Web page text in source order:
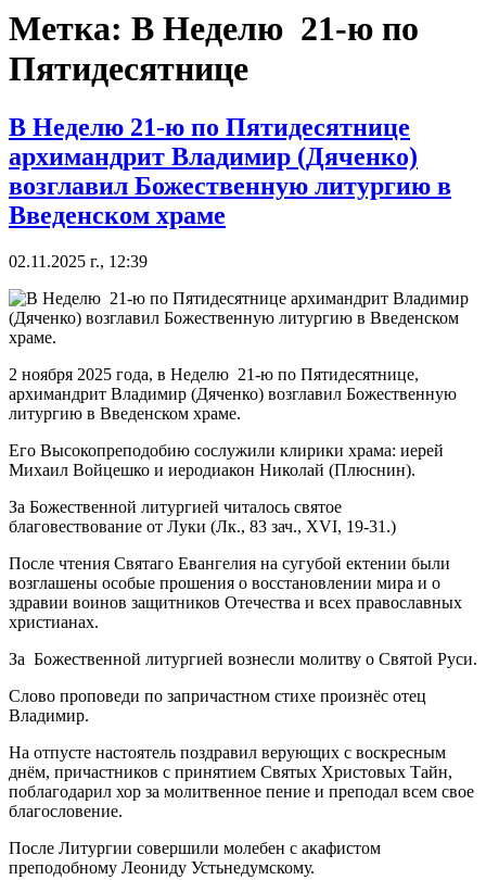
Метка: В Неделю 21-ю по
Пятидесятнице
В Неделю 21-ю по Пятидесятнице
архимандрит Владимир (Дяченко)
возглавил Божественную литургию в
Введенском храме
02.11.2025 г., 12:39
2 ноября 2025 года, в Неделю 21-ю по Пятидесятнице,
архимандрит Владимир (Дяченко) возглавил Божественную
литургию в Введенском храме.
Его Высокопреподобию сослужили клирики храма: иерей
Михаил Войцешко и иеродиакон Николай (Плюснин).
За Божественной литургией читалось святое
благовествование от Луки (Лк., 83 зач., XVI, 19-31.)
После чтения Святаго Евангелия на сугубой ектении были
возглашены особые прошения о восстановлении мира и о
здравии воинов защитников Отечества и всех православных
христианах.
За Божественной литургией вознесли молитву о Святой Руси.
Слово проповеди по запричастном стихе произнёс отец
Владимир.
На отпусте настоятель поздравил верующих с воскресным
днём, причастников с принятием Святых Христовых Тайн,
поблагодарил хор за молитвенное пение и преподал всем свое
благословение.
После Литургии совершили молебен с акафистом
преподобному Леониду Устьнедумскому.